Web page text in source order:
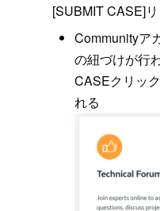
[SUBMIT CASE]
Communityア
の紐づけが行
CASEクリッ
れる